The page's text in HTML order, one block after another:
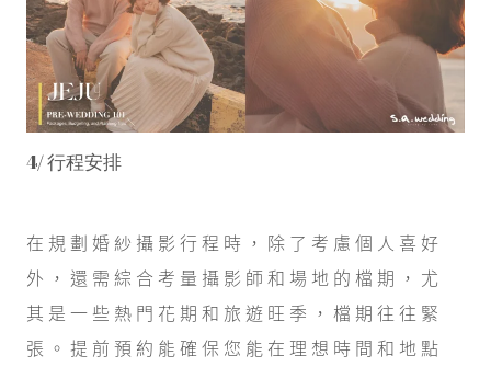
4/ 行程安排
在規劃婚紗攝影行程時，除了考慮個人喜好
外，還需綜合考量攝影師和場地的檔期，尤
其是一些熱門花期和旅遊旺季，檔期往往緊
張。提前預約能確保您能在理想時間和地點